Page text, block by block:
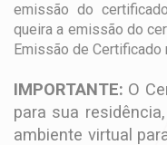
emissão do
queira a emissão do
Emissão de Certificado
IMPORTANTE: O
para sua
ambiente virtual